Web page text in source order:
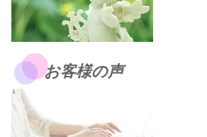
お客様の声